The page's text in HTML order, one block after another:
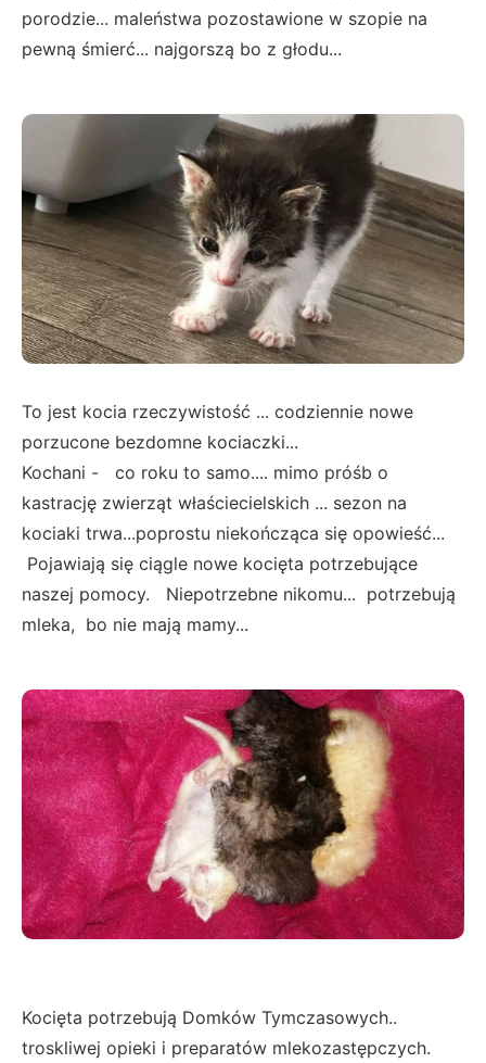
porodzie... maleństwa pozostawione w szopie na
pewną śmierć... najgorszą bo z głodu...
To jest kocia rzeczywistość ... codziennie nowe
porzucone bezdomne kociaczki...
Kochani - co roku to samo.... mimo próśb o
kastrację zwierząt właściecielskich ... sezon na
kociaki trwa...poprostu niekończąca się opowieść...
Pojawiają się ciągle nowe kocięta potrzebujące
naszej pomocy. Niepotrzebne nikomu... potrzebują
mleka, bo nie mają mamy...
Kocięta potrzebują Domków Tymczasowych..
troskliwej opieki i preparatów mlekozastępczych.